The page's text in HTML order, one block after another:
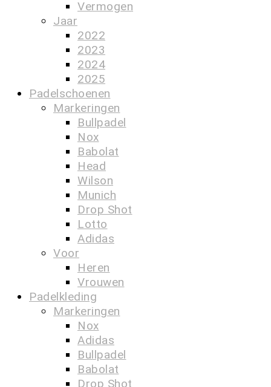
Vermogen
Jaar
2022
2023
2024
2025
Padelschoenen
Markeringen
Bullpadel
Nox
Babolat
Head
Wilson
Munich
Drop Shot
Lotto
Adidas
Voor
Heren
Vrouwen
Padelkleding
Markeringen
Nox
Adidas
Bullpadel
Babolat
Drop Shot